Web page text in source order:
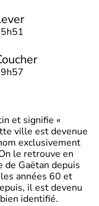
et signifie «
ville est devenue
exclusivement
le retrouve en
de Gaëtan depuis
années 60 et
il est devenu
identifié.